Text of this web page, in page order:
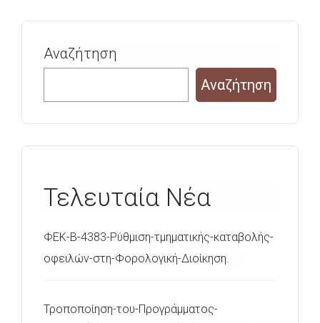
Αναζήτηση
Αναζήτηση
Τελευταία Νέα
ΦΕΚ-Β-4383-Ρύθμιση-τμηματικής-καταβολής-
οφειλών-στη-Φορολογική-Διοίκηση.
Τροποποίηση-του-Προγράμματος-